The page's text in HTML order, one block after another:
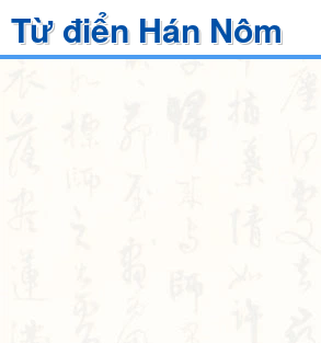
Từ điển Hán Nôm